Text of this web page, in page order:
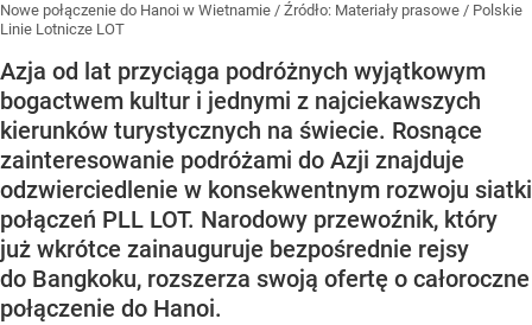
Nowe połączenie do Hanoi w Wietnamie / Źródło: Materiały prasowe / Polskie
Linie Lotnicze LOT
Azja od lat przyciąga podróżnych wyjątkowym
bogactwem kultur i jednymi z najciekawszych
kierunków turystycznych na świecie. Rosnące
zainteresowanie podróżami do Azji znajduje
odzwierciedlenie w konsekwentnym rozwoju siatki
połączeń PLL LOT. Narodowy przewoźnik, który
już wkrótce zainauguruje bezpośrednie rejsy
do Bangkoku, rozszerza swoją ofertę o całoroczne
połączenie do Hanoi.